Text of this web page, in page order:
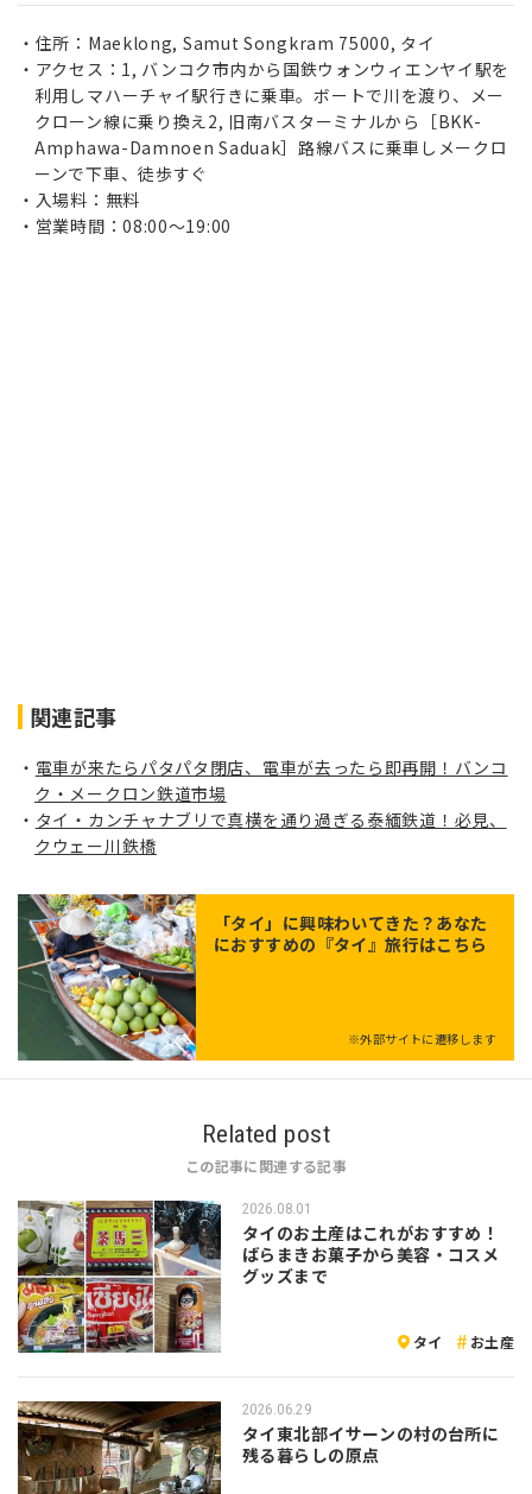
住所：Maeklong, Samut Songkram 75000, タイ
アクセス：1, バンコク市内から国鉄ウォンウィエンヤイ駅を
利用しマハーチャイ駅行きに乗車。ボートで川を渡り、メー
クローン線に乗り換え2, 旧南バスターミナルから［BKK-
Amphawa-Damnoen Saduak］路線バスに乗車しメークロ
ーンで下車、徒歩すぐ
入場料：無料
営業時間：08:00～19:00
関連記事
電車が来たらパタパタ閉店、電車が去ったら即再開！バンコ
ク・メークロン鉄道市場
タイ・カンチャナブリで真横を通り過ぎる泰緬鉄道！必見、
クウェー川鉄橋
「タイ」に興味わいてきた？あなた
におすすめの『タイ』旅行はこちら
※外部サイトに遷移します
Related post
この記事に関連する記事
2026.08.01
タイのお土産はこれがおすすめ！
ばらまきお菓子から美容・コスメ
グッズまで
タイ お土産
2026.06.29
タイ東北部イサーンの村の台所に
残る暮らしの原点